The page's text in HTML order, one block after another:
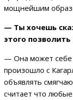
мощнейшим
— Ты хочешь
этого позволить
— Она может себе
произошло с
объявлять
считает что